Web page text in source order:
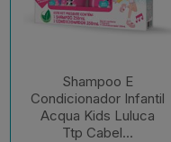
Shampoo E
Condicionador Infantil
Acqua Kids Luluca
Ttp Cabel...